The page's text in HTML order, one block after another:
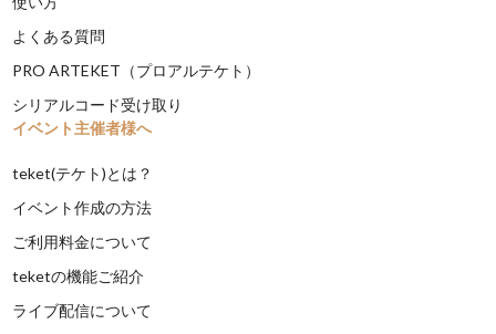
よくある質問
PRO ARTEKET（プロアルテケト）
シリアルコード受け取り
イベント主催者様へ
teket(テケト)とは？
イベント作成の方法
ご利用料金について
teketの機能ご紹介
ライブ配信について